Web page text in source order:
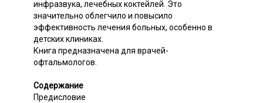
инфразвука, лечебных коктейлей. Это
значительно облегчило и повысило
эффективность лечения больных, особенно в
детских клиниках.
Книга предназначена для врачей-
офтальмологов.
Содержание
Предисловие